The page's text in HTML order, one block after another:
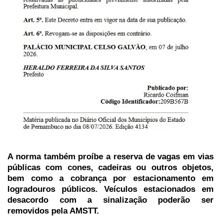
A norma também proíbe a reserva de vagas em vias
públicas com cones, cadeiras ou outros objetos,
bem como a cobrança por estacionamento em
logradouros públicos. Veículos estacionados em
desacordo com a sinalização poderão ser
removidos pela AMSTT.